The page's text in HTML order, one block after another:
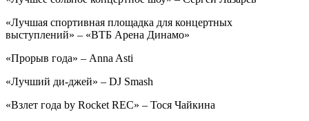
«Лучшая спортивная площадка для концертных
выступлений» – «ВТБ Арена Динамо»
«Прорыв года» – Anna Asti
«Лучший ди-джей» – DJ Smash
«Взлет года by Rocket REC» – Тося Чайкина